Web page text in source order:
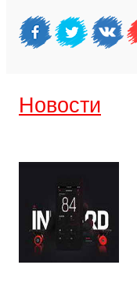
Новости